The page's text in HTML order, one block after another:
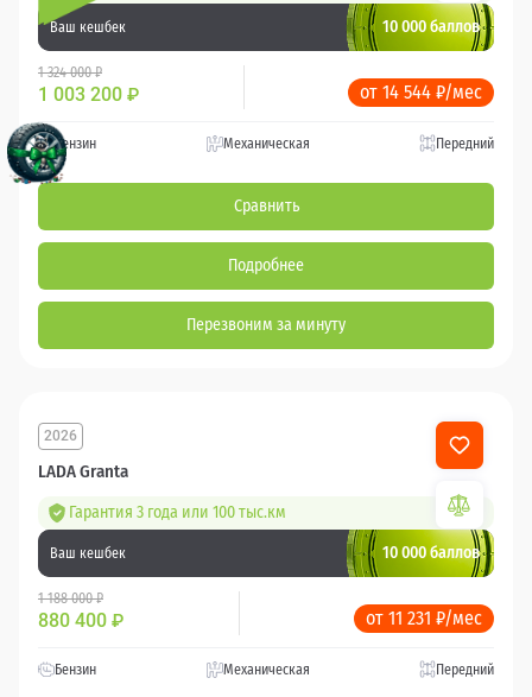
Ваш кешбек 10 000 баллов
1 324 000 ₽
1 003 200 ₽ от 14 544 ₽/мес
Бензин Механическая Передний
Сравнить
Подробнее
Перезвоним за минуту
LADA Granta
2026
Гарантия 3 года или 100 тыс.км
Ваш кешбек 10 000 баллов
1 188 000 ₽
880 400 ₽ от 11 231 ₽/мес
Бензин Механическая Передний